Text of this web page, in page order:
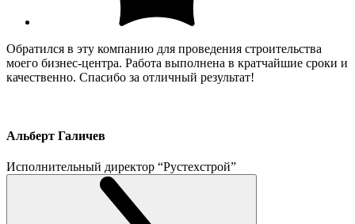
Обратился в эту компанию для проведения строительства
моего бизнес-центра. Работа выполнена в кратчайшие сроки и
качественно. Спасибо за отличный результат!
Альберт Галичев
Исполнительный директор “Рустехстрой”